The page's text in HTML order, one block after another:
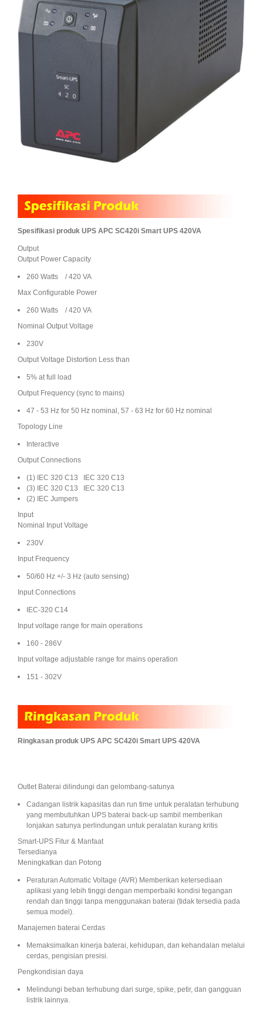
Spesifikasi produk UPS APC SC420i Smart UPS 420VA
Output
Output Power Capacity
260 Watts / 420 VA
Max Configurable Power
260 Watts / 420 VA
Nominal Output Voltage
230V
Output Voltage Distortion Less than
5% at full load
Output Frequency (sync to mains)
47 - 53 Hz for 50 Hz nominal, 57 - 63 Hz for 60 Hz nominal
Topology Line
Interactive
Output Connections
(1) IEC 320 C13 IEC 320 C13
(3) IEC 320 C13 IEC 320 C13
(2) IEC Jumpers
Input
Nominal Input Voltage
230V
Input Frequency
50/60 Hz +/- 3 Hz (auto sensing)
Input Connections
IEC-320 C14
Input voltage range for main operations
160 - 286V
Input voltage adjustable range for mains operation
151 - 302V
Ringkasan produk UPS APC SC420i Smart UPS 420VA
Outlet Baterai dilindungi dan gelombang-satunya
Cadangan listrik kapasitas dan run time untuk peralatan terhubung
yang membutuhkan UPS baterai back-up sambil memberikan
lonjakan satunya perlindungan untuk peralatan kurang kritis
Smart-UPS Fitur & Manfaat
Tersedianya
Meningkatkan dan Potong
Peraturan Automatic Voltage (AVR) Memberikan ketersediaan
aplikasi yang lebih tinggi dengan memperbaiki kondisi tegangan
rendah dan tinggi tanpa menggunakan baterai (tidak tersedia pada
semua model).
Manajemen baterai Cerdas
Memaksimalkan kinerja baterai, kehidupan, dan kehandalan melalui
cerdas, pengisian presisi.
Pengkondisian daya
Melindungi beban terhubung dari surge, spike, petir, dan gangguan
listrik lainnya.